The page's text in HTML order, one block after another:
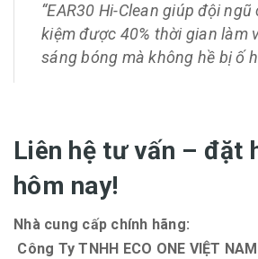
“EAR30 Hi-Clean giúp đội
kiệm được 40% thời gian làm
sáng bóng mà không hề bị ố
Liên hệ tư vấn – đặt
hôm nay!
Nhà cung cấp chính hãng:
Công Ty TNHH ECO ONE VIỆT NAM